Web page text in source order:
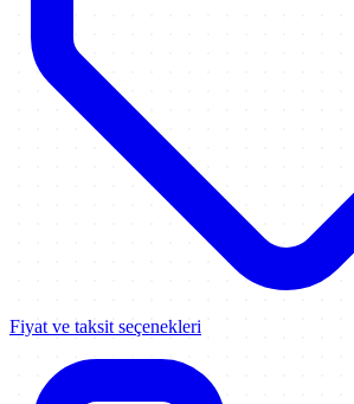
Fiyat ve taksit seçenekleri